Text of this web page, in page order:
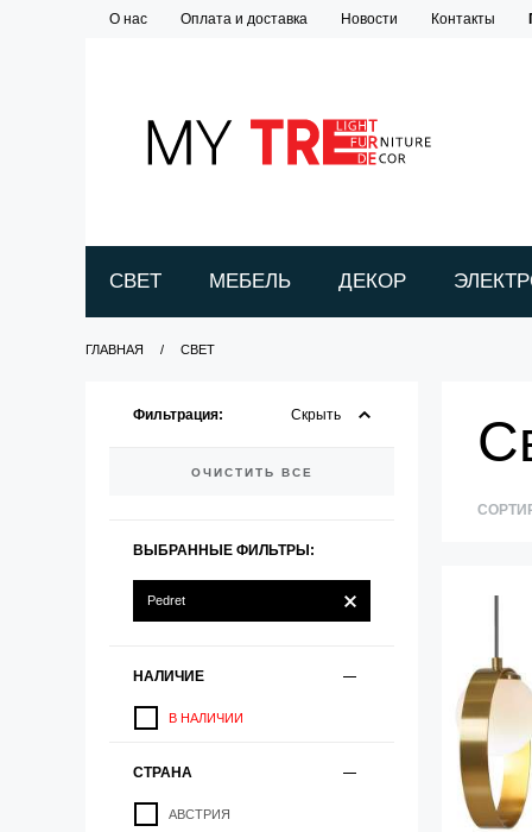
О нас Оплата и доставка Новости Контакты
СВЕТ МЕБЕЛЬ ДЕКОР
ГЛАВНАЯ СВЕТ
Фильтрация: Скрыть
ОЧИСТИТЬ ВСЕ
ВЫБРАННЫЕ ФИЛЬТРЫ:
Pedret
НАЛИЧИЕ
В НАЛИЧИИ
СТРАНА
АВСТРИЯ